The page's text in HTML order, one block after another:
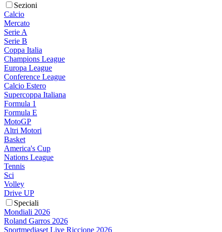
Sezioni
Calcio
Mercato
Serie A
Serie B
Coppa Italia
Champions League
Europa League
Conference League
Calcio Estero
Supercoppa Italiana
Formula 1
Formula E
MotoGP
Altri Motori
Basket
America's Cup
Nations League
Tennis
Sci
Volley
Drive UP
Speciali
Mondiali 2026
Roland Garros 2026
Sportmediaset Live Riccione 2026